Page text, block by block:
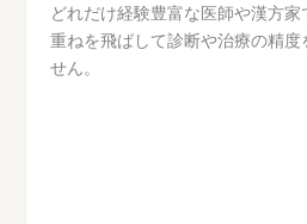
どれだけ経験豊富な医師や漢方
重ねを飛ばして診断や治療の精度
せん。